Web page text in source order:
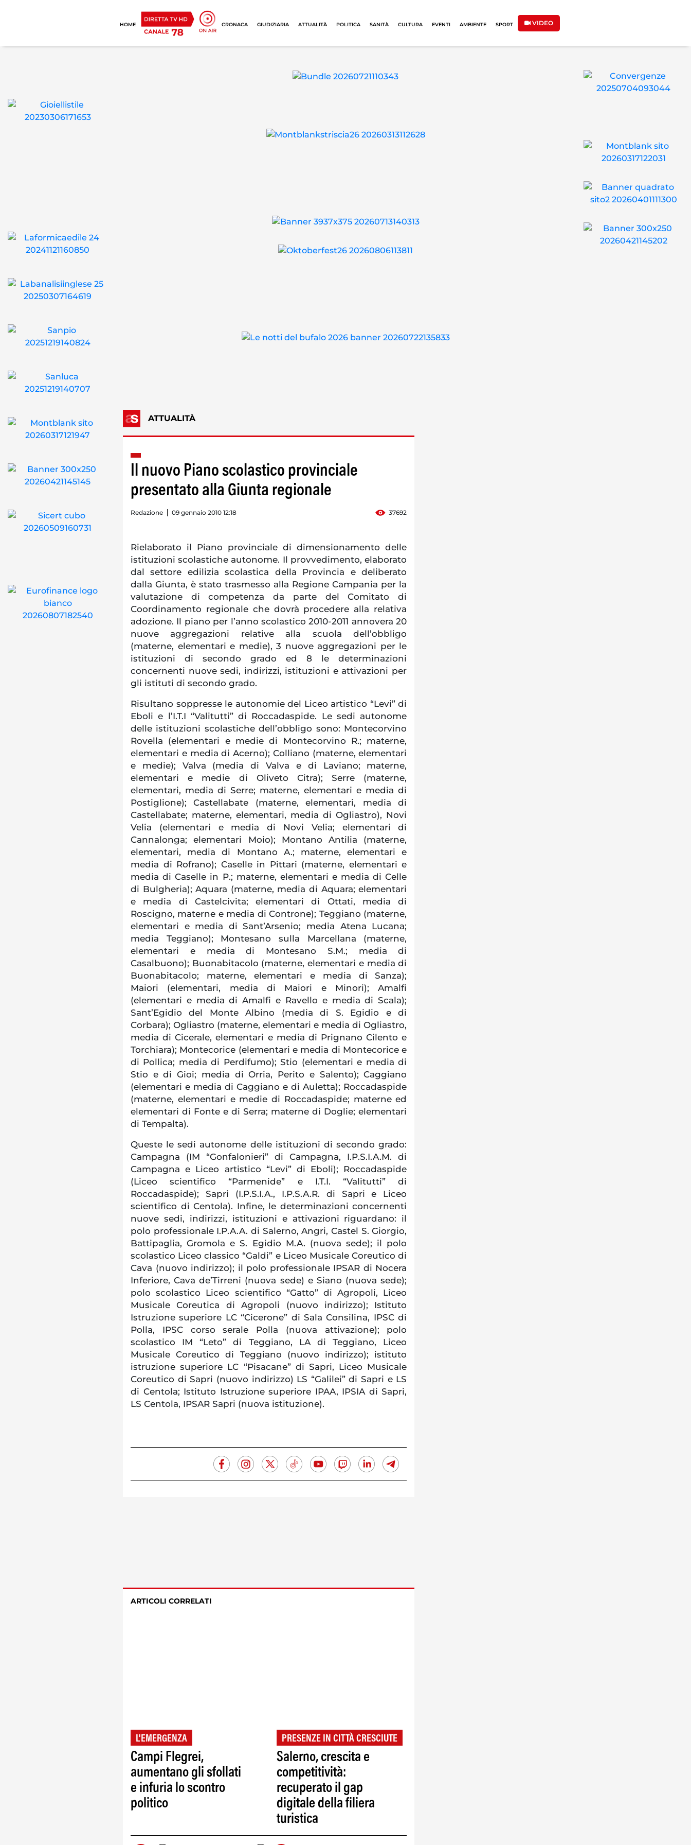
HOME CRONACA GIUDIZIARIA ATTUALITÀ POLITICA SANITÀ CULTURA EVENTI AMBIENTE SPORT VIDEO
ATTUALITÀ
Il nuovo Piano scolastico provinciale
presentato alla Giunta regionale
Redazione 09 gennaio 2010 12:18 37692
Rielaborato il Piano provinciale di dimensionamento delle
istituzioni scolastiche autonome. Il provvedimento, elaborato
dal settore edilizia scolastica della Provincia e deliberato
dalla Giunta, è stato trasmesso alla Regione Campania per la
valutazione di competenza da parte del Comitato di
Coordinamento regionale che dovrà procedere alla relativa
adozione. Il piano per l’anno scolastico 2010-2011 annovera 20
nuove aggregazioni relative alla scuola dell’obbligo
(materne, elementari e medie), 3 nuove aggregazioni per le
istituzioni di secondo grado ed 8 le determinazioni
concernenti nuove sedi, indirizzi, istituzioni e attivazioni per
gli istituti di secondo grado.
Risultano soppresse le autonomie del Liceo artistico “Levi” di
Eboli e l’I.T.I “Valitutti” di Roccadaspide. Le sedi autonome
delle istituzioni scolastiche dell’obbligo sono: Montecorvino
Rovella (elementari e medie di Montecorvino R.; materne,
elementari e media di Acerno); Colliano (materne, elementari
e medie); Valva (media di Valva e di Laviano; materne,
elementari e medie di Oliveto Citra); Serre (materne,
elementari, media di Serre; materne, elementari e media di
Postiglione); Castellabate (materne, elementari, media di
Castellabate; materne, elementari, media di Ogliastro), Novi
Velia (elementari e media di Novi Velia; elementari di
Cannalonga; elementari Moio); Montano Antilia (materne,
elementari, media di Montano A.; materne, elementari e
media di Rofrano); Caselle in Pittari (materne, elementari e
media di Caselle in P.; materne, elementari e media di Celle
di Bulgheria); Aquara (materne, media di Aquara; elementari
e media di Castelcivita; elementari di Ottati, media di
Roscigno, materne e media di Controne); Teggiano (materne,
elementari e media di Sant’Arsenio; media Atena Lucana;
media Teggiano); Montesano sulla Marcellana (materne,
elementari e media di Montesano S.M.; media di
Casalbuono); Buonabitacolo (materne, elementari e media di
Buonabitacolo; materne, elementari e media di Sanza);
Maiori (elementari, media di Maiori e Minori); Amalfi
(elementari e media di Amalfi e Ravello e media di Scala);
Sant’Egidio del Monte Albino (media di S. Egidio e di
Corbara); Ogliastro (materne, elementari e media di Ogliastro,
media di Cicerale, elementari e media di Prignano Cilento e
Torchiara); Montecorice (elementari e media di Montecorice e
di Pollica; media di Perdifumo); Stio (elementari e media di
Stio e di Gioi; media di Orria, Perito e Salento); Caggiano
(elementari e media di Caggiano e di Auletta); Roccadaspide
(materne, elementari e medie di Roccadaspide; materne ed
elementari di Fonte e di Serra; materne di Doglie; elementari
di Tempalta).
Queste le sedi autonome delle istituzioni di secondo grado:
Campagna (IM “Gonfalonieri” di Campagna, I.P.S.I.A.M. di
Campagna e Liceo artistico “Levi” di Eboli); Roccadaspide
(Liceo scientifico “Parmenide” e I.T.I. “Valitutti” di
Roccadaspide); Sapri (I.P.S.I.A., I.P.S.A.R. di Sapri e Liceo
scientifico di Centola). Infine, le determinazioni concernenti
nuove sedi, indirizzi, istituzioni e attivazioni riguardano: il
polo professionale I.P.A.A. di Salerno, Angri, Castel S. Giorgio,
Battipaglia, Gromola e S. Egidio M.A. (nuova sede); il polo
scolastico Liceo classico “Galdi” e Liceo Musicale Coreutico di
Cava (nuovo indirizzo); il polo professionale IPSAR di Nocera
Inferiore, Cava de’Tirreni (nuova sede) e Siano (nuova sede);
polo scolastico Liceo scientifico “Gatto” di Agropoli, Liceo
Musicale Coreutica di Agropoli (nuovo indirizzo); Istituto
Istruzione superiore LC “Cicerone” di Sala Consilina, IPSC di
Polla, IPSC corso serale Polla (nuova attivazione); polo
scolastico IM “Leto” di Teggiano, LA di Teggiano, Liceo
Musicale Coreutico di Teggiano (nuovo indirizzo); istituto
istruzione superiore LC “Pisacane” di Sapri, Liceo Musicale
Coreutico di Sapri (nuovo indirizzo) LS “Galilei” di Sapri e LS
di Centola; Istituto Istruzione superiore IPAA, IPSIA di Sapri,
LS Centola, IPSAR Sapri (nuova istituzione).
ARTICOLI CORRELATI
L'EMERGENZA
Campi Flegrei,
aumentano gli sfollati
e infuria lo scontro
politico
PRESENZE IN CITTÀ CRESCIUTE
Salerno, crescita e
competitività:
recuperato il gap
digitale della filiera
turistica